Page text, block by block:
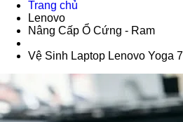
Trang chủ
Lenovo
Nâng Cấp Ổ Cứng - Ram
Vệ Sinh Laptop Lenovo Yoga